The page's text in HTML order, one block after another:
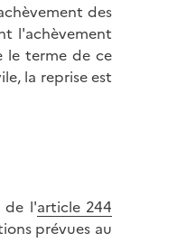
des
l'achèvement
le terme de ce
la reprise est
de l'article 244
prévues au